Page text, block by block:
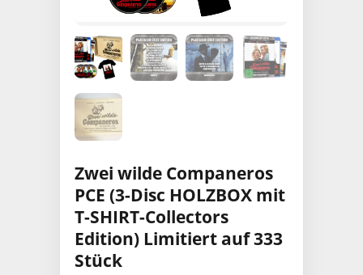
Zwei wilde Companeros
PCE (3-Disc HOLZBOX mit
T-SHIRT-Collectors
Edition) Limitiert auf 333
Stück